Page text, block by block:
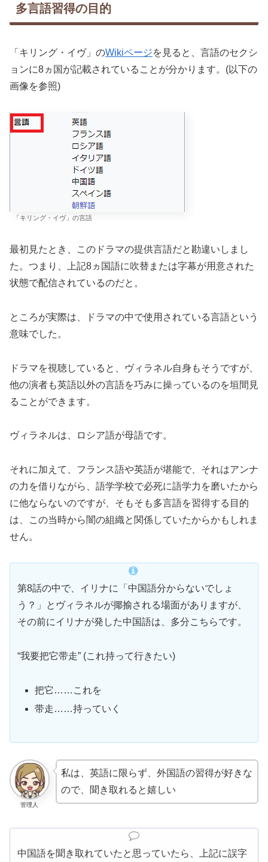
多言語習得の目的
「キリング・イヴ」のWikiページを見ると、言語のセクシ
ョンに8ヵ国が記載されていることが分かります。(以下の
画像を参照)
「キリング・イヴ」の言語
最初見たとき、このドラマの提供言語だと勘違いしまし
た。つまり、上記8ヵ国語に吹替または字幕が用意された
状態で配信されているのだと。
ところが実際は、ドラマの中で使用されている言語という
意味でした。
ドラマを視聴していると、ヴィラネル自身もそうですが、
他の演者も英語以外の言語を巧みに操っているのを垣間見
ることができます。
ヴィラネルは、ロシア語が母語です。
それに加えて、フランス語や英語が堪能で、それはアンナ
の力を借りながら、語学学校で必死に語学力を磨いたから
に他ならないのですが、そもそも多言語を習得する目的
は、この当時から闇の組織と関係していたからかもしれま
せん。
第8話の中で、イリナに「中国語分からないでしょ
う？」とヴィラネルが揶揄される場面がありますが、
その前にイリナが発した中国語は、多分こちらです。
“我要把它带走” (これ持って行きたい)
把它……これを
带走……持っていく
管理人
私は、英語に限らず、外国語の習得が好きな
ので、聞き取れると嬉しい
中国語を聞き取れていたと思っていたら、上記に誤字